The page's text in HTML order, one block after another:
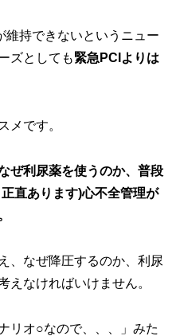
維持できないというニュー
ズとしても緊急PCIよりは
メです。
ぜ利尿薬を使うのか、普段
直あります)心不全管理が
、なぜ降圧するのか、利尿
えなければいけません。
リオ○なので、、、」みた